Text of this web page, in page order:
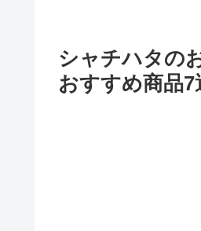
シャチハタの
おすすめ商品7